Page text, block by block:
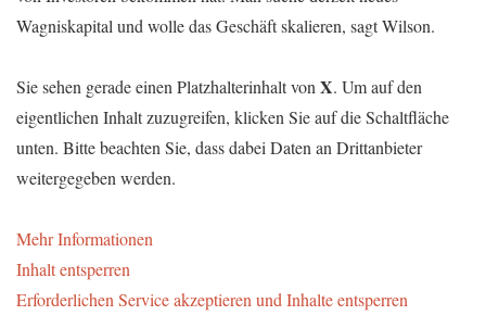
Wagniskapital und wolle das Geschäft skalieren, sagt Wilson.
Sie sehen gerade einen Platzhalterinhalt vonX. Um auf den
eigentlichen Inhalt zuzugreifen, klicken Sie auf die Schaltfläche
unten. Bitte beachten Sie, dass dabei Daten an Drittanbieter
weitergegeben werden.
Mehr Informationen
Inhalt entsperren
Erforderlichen Service akzeptieren und Inhalte entsperren